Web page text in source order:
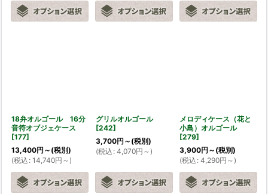
18弁オルゴール 16分
音符オブジェケース
[177]
13,400円 ～ (税別)
(税込 : 14,740円 ～)
グリルオルゴール
[242]
3,700円 ～ (税別)
(税込 : 4,070円 ～)
メロディケース（花と
小鳥）オルゴール
[279]
3,900円 ～ (税別)
(税込 : 4,290円 ～)